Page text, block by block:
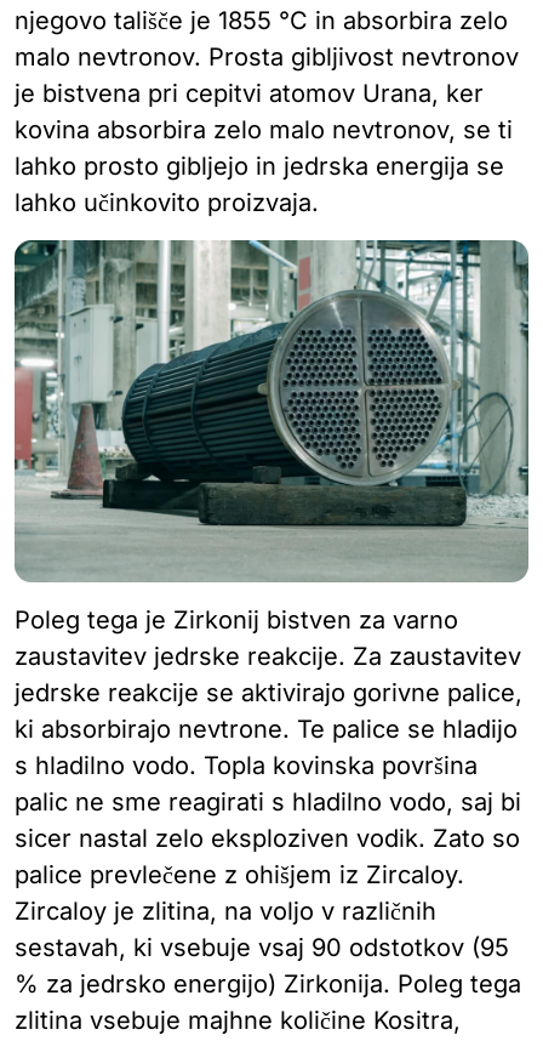
njegovo tališče je 1855 °C in absorbira zelo
malo nevtronov. Prosta gibljivost nevtronov
je bistvena pri cepitvi atomov Urana, ker
kovina absorbira zelo malo nevtronov, se ti
lahko prosto gibljejo in jedrska energija se
lahko učinkovito proizvaja.
Poleg tega je Zirkonij bistven za varno
zaustavitev jedrske reakcije. Za zaustavitev
jedrske reakcije se aktivirajo gorivne palice,
ki absorbirajo nevtrone. Te palice se hladijo
s hladilno vodo. Topla kovinska površina
palic ne sme reagirati s hladilno vodo, saj bi
sicer nastal zelo eksploziven vodik. Zato so
palice prevlečene z ohišjem iz Zircaloy.
Zircaloy je zlitina, na voljo v različnih
sestavah, ki vsebuje vsaj 90 odstotkov (95
% za jedrsko energijo) Zirkonija. Poleg tega
zlitina vsebuje majhne količine Kositra,